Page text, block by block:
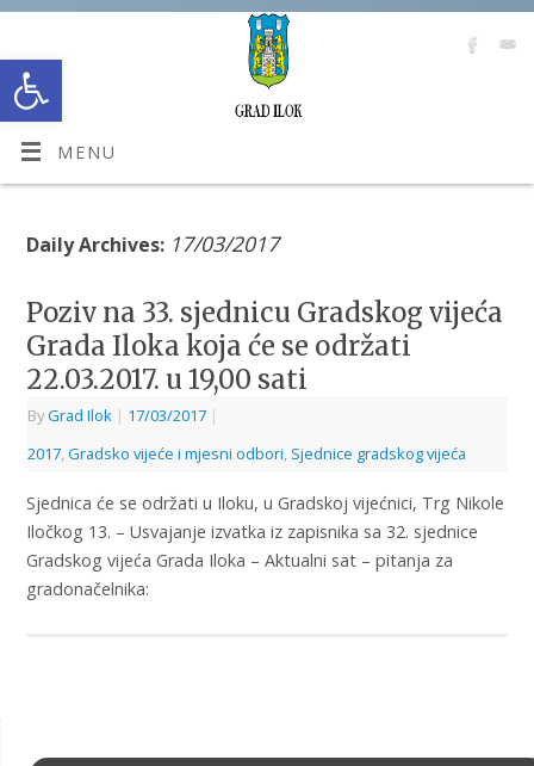
Open toolbar
MENU
Daily Archives: 17/03/2017
Poziv na 33. sjednicu Gradskog vijeća
Grada Iloka koja će se održati
22.03.2017. u 19,00 sati
ByGrad Ilok | 17/03/2017 |
2017, Gradsko vijeće i mjesni odbori, Sjednice gradskog vijeća
Sjednica će se održati u Iloku, u Gradskoj vijećnici, Trg Nikole
Iločkog 13. – Usvajanje izvatka iz zapisnika sa 32. sjednice
Gradskog vijeća Grada Iloka – Aktualni sat – pitanja za
gradonačelnika: